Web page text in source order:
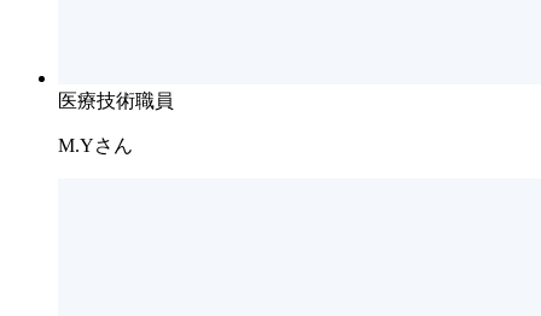
医療技術職員
M.Yさん